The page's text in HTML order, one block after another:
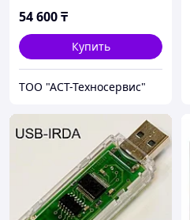
54 600₸
Купить
ТОО "АСТ-Техносервис"